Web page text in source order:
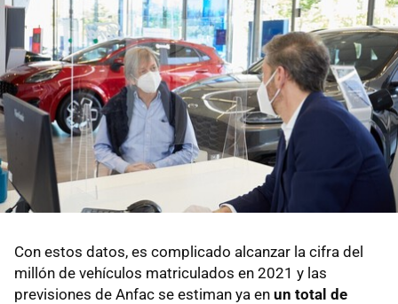
Con estos datos, es complicado alcanzar la cifra del
millón de vehículos matriculados en 2021 y las
previsiones de Anfac se estiman ya en un total de